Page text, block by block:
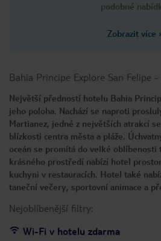
podobné
Zobrazit více
Bahia Principe Explore San Felipe -
Největší předností hotelu Bahia
jeho poloha. Nachází se naproti
Martianez, jedné z největších atrakcí
blízkosti centra města a pláže.
oceán se promítá do velké
krásného prostředí nabízí hotel
kuchyni v restauracích. Hotel také
taneční večery, sportovní animace a
Nejoblíbenější filtry:
Wi-Fi v hotelu zdarma